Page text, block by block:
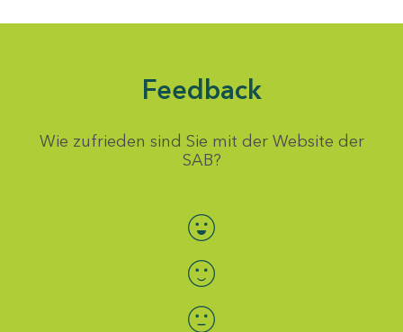
Feedback
Wie zufrieden sind Sie mit der Website der
SAB?
Bewertung auswählen